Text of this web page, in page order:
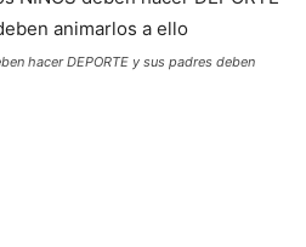
hacer DEPORTE y sus padres deben